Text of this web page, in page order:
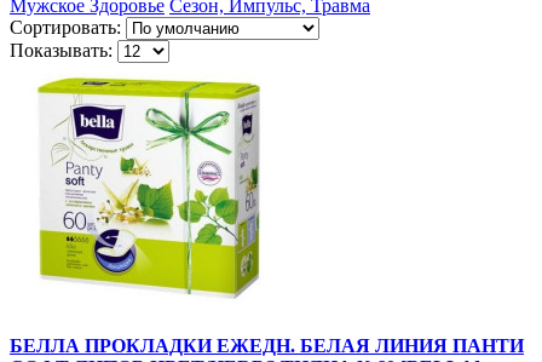
Мужское Здоровье Сезон, Импульс, Травма
Сортировать:
Показывать:
БЕЛЛА ПРОКЛАДКИ ЕЖЕДН. БЕЛАЯ ЛИНИЯ ПАНТИ